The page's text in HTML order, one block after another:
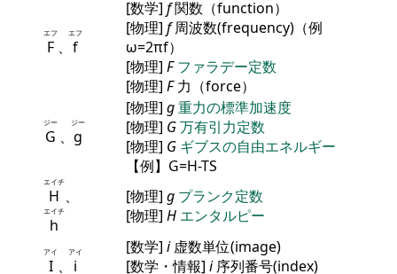
F
エフ
、 f
エフ
[数学] f関数（function）
[物理] f周波数(frequency)（例
ω=2πf）
[物理] F ファラデー定数
[物理] F力（force）
G
ジー
、 g
ジー
[物理] g重力の標準加速度
[物理] G万有引力定数
[物理] G ギブスの自由エネルギー
【例】G=H-TS
H
エイチ
、
h
エイチ
[物理] g プランク定数
[物理] H エンタルピー
I
アイ
、 i
アイ [数学] i虚数単位(image)
[数学・情報] i序列番号(index)